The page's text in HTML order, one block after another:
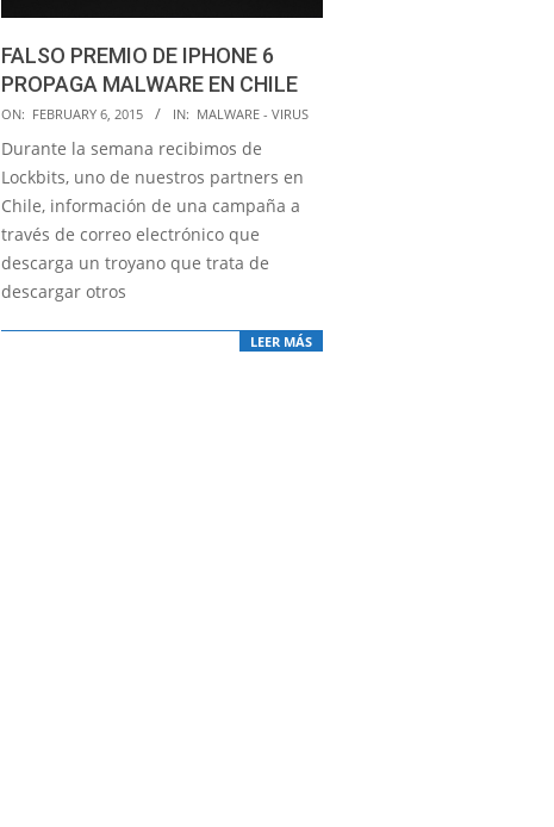
FALSO PREMIO DE IPHONE 6
PROPAGA MALWARE EN CHILE
2015-
02-
06
ON: FEBRUARY 6, 2015 IN: MALWARE - VIRUS
Durante la semana recibimos de
Lockbits, uno de nuestros partners en
Chile, información de una campaña a
través de correo electrónico que
descarga un troyano que trata de
descargar otros
LEER MÁS